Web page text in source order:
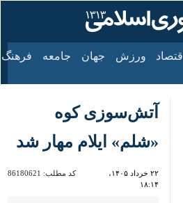
اقتصاد ورزش جهان جامعه
آتش‌سوزی کوه‌
«شلم» ایلام مهار شد
۲۲ خرداد ۱۴۰۵،
۱۸:۱۴
کد مطلب: 86180621